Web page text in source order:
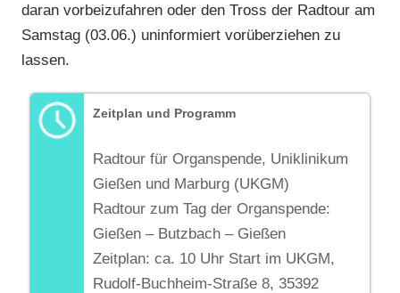
daran vorbeizufahren oder den Tross der Radtour am
Samstag (03.06.) uninformiert vorüberziehen zu
lassen.
Zeitplan und Programm
Radtour für Organspende, Uniklinikum
Gießen und Marburg (UKGM)
Radtour zum Tag der Organspende:
Gießen – Butzbach – Gießen
Zeitplan: ca. 10 Uhr Start im UKGM,
Rudolf-Buchheim-Straße 8, 35392